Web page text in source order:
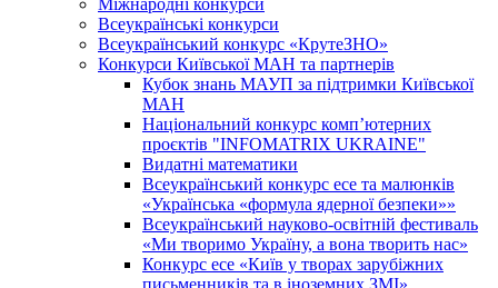
Міжнародні конкурси
Всеукраїнські конкурси
Всеукраїнський конкурс «КрутеЗНО»
Конкурси Київської МАН та партнерів
Кубок знань МАУП за підтримки Київської
МАН
Національний конкурс комп’ютерних
проєктів "INFOMATRIX UKRAINE"
Видатні математики
Всеукраїнський конкурс есе та малюнків
«Українська «формула ядерної безпеки»»
Всеукраїнський науково-освітній фестиваль
«Ми творимо Україну, а вона творить нас»
Конкурс есе «Київ у творах зарубіжних